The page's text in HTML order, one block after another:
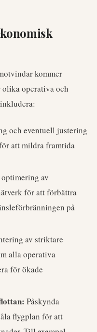
kommer
olika operativa och
och eventuell justering
att mildra framtida
av
för att förbättra
på
av striktare
alla operativa
för ökade
Påskynda
flygplan för att